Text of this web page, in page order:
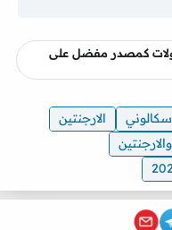
كمصدر مفضل على
سكالوني
الارجنتين